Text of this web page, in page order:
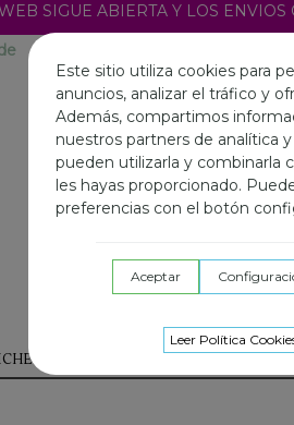
Este sitio utiliza cookies para
anuncios, analizar el tráfico y
Además, compartimos
nuestros partners de analítica
pueden utilizarla y combinarla
les hayas proporcionado.
preferencias con el botón
Aceptar
Leer Política
SIGUE ABIERTA Y LOS
aquí!